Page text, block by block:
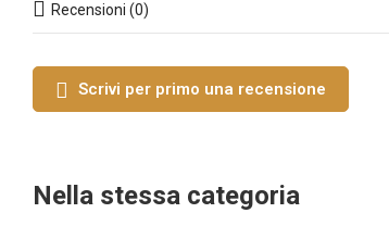
Recensioni (0)
Scrivi per primo una recensione
Nella stessa categoria